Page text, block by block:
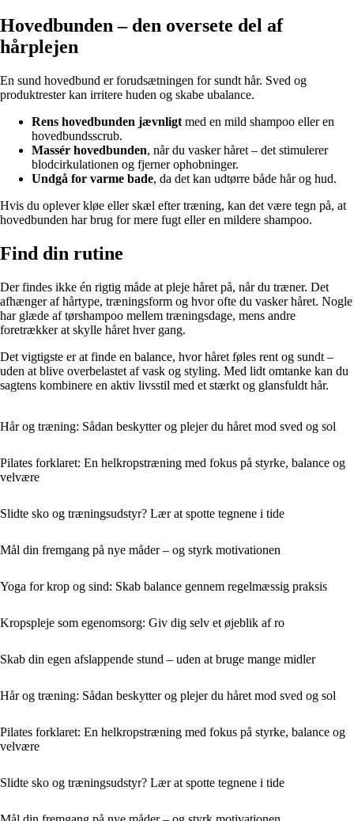
Hovedbunden – den oversete del af
hårplejen
En sund hovedbund er forudsætningen for sundt hår. Sved og
produktrester kan irritere huden og skabe ubalance.
Rens hovedbunden jævnligt med en mild shampoo eller en
hovedbundsscrub.
Massér hovedbunden, når du vasker håret – det stimulerer
blodcirkulationen og fjerner ophobninger.
Undgå for varme bade, da det kan udtørre både hår og hud.
Hvis du oplever kløe eller skæl efter træning, kan det være tegn på, at
hovedbunden har brug for mere fugt eller en mildere shampoo.
Find din rutine
Der findes ikke én rigtig måde at pleje håret på, når du træner. Det
afhænger af hårtype, træningsform og hvor ofte du vasker håret. Nogle
har glæde af tørshampoo mellem træningsdage, mens andre
foretrækker at skylle håret hver gang.
Det vigtigste er at finde en balance, hvor håret føles rent og sundt –
uden at blive overbelastet af vask og styling. Med lidt omtanke kan du
sagtens kombinere en aktiv livsstil med et stærkt og glansfuldt hår.
Hår og træning: Sådan beskytter og plejer du håret mod sved og sol
Pilates forklaret: En helkropstræning med fokus på styrke, balance og
velvære
Slidte sko og træningsudstyr? Lær at spotte tegnene i tide
Mål din fremgang på nye måder – og styrk motivationen
Yoga for krop og sind: Skab balance gennem regelmæssig praksis
Kropspleje som egenomsorg: Giv dig selv et øjeblik af ro
Skab din egen afslappende stund – uden at bruge mange midler
Hår og træning: Sådan beskytter og plejer du håret mod sved og sol
Pilates forklaret: En helkropstræning med fokus på styrke, balance og
velvære
Slidte sko og træningsudstyr? Lær at spotte tegnene i tide